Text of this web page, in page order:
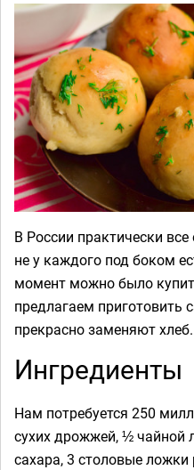
В России практически
не у каждого под боком
момент можно было
предлагаем приготовить
прекрасно заменяют хлеб.
Ингредиенты
Нам потребуется 250
сухих дрожжей, ½ чайной
сахара, 3 столовые